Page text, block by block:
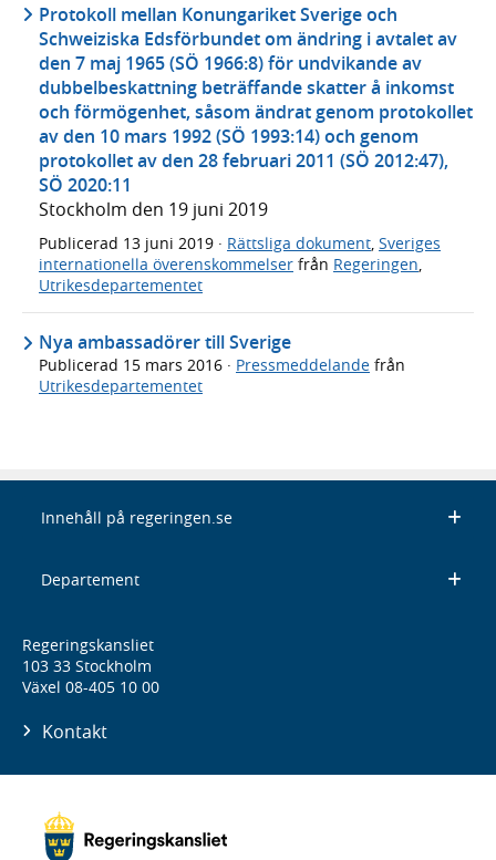
Protokoll mellan Konungariket Sverige och
Schweiziska Edsförbundet om ändring i avtalet av
den 7 maj 1965 (SÖ 1966:8) för undvikande av
dubbelbeskattning beträffande skatter å inkomst
och förmögenhet, såsom ändrat genom protokollet
av den 10 mars 1992 (SÖ 1993:14) och genom
protokollet av den 28 februari 2011 (SÖ 2012:47),
SÖ 2020:11
Stockholm den 19 juni 2019
Publicerad 13 juni 2019 · Rättsliga dokument Sveriges
internationella överenskommelser från Regeringen
Utrikesdepartementet
Nya ambassadörer till Sverige
Publicerad 15 mars 2016 · Pressmeddelande från
Utrikesdepartementet
Innehåll på regeringen.se
Departement
Regeringskansliet
103 33 Stockholm
Växel 08-405 10 00
Kontakt